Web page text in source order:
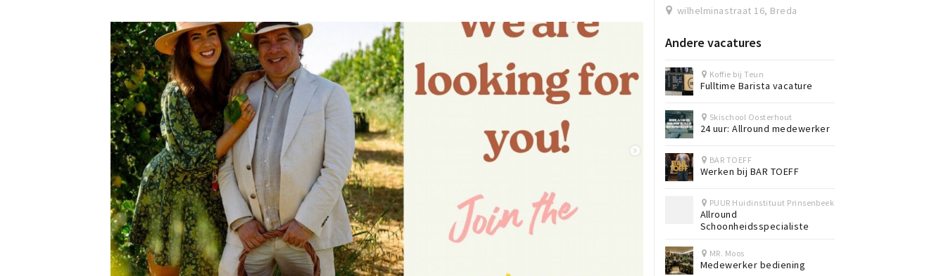
wilhelminastraat 16, Breda
Andere vacatures
Koffie bij Teun
Fulltime Barista vacature
Skischool Oosterhout
24 uur: Allround medewerker
BAR TOEFF
Werken bij BAR TOEFF
PUUR Huidinstituut Prinsenbeek
Allround
Schoonheidsspecialiste
MR. Moos
Medewerker bediening